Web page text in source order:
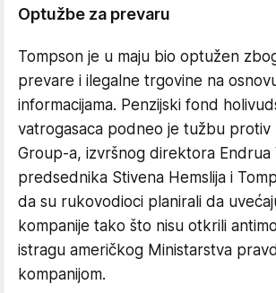
Optužbe za prevaru
Tompson je u maju bio optužen
prevare i ilegalne trgovine na
informacijama. Penzijski fond
vatrogasaca podneo je tužbu protiv
Group-a, izvršnog direktora Endrua
predsednika Stivena Hemslija i
da su rukovodioci planirali da
kompanije tako što nisu otkrili
istragu američkog Ministarstva
kompanijom.